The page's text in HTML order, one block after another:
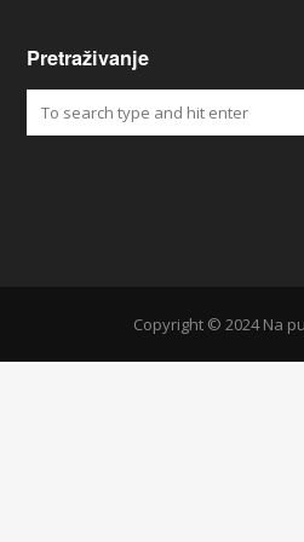
Pretraživanje
Copyright © 2024 Na